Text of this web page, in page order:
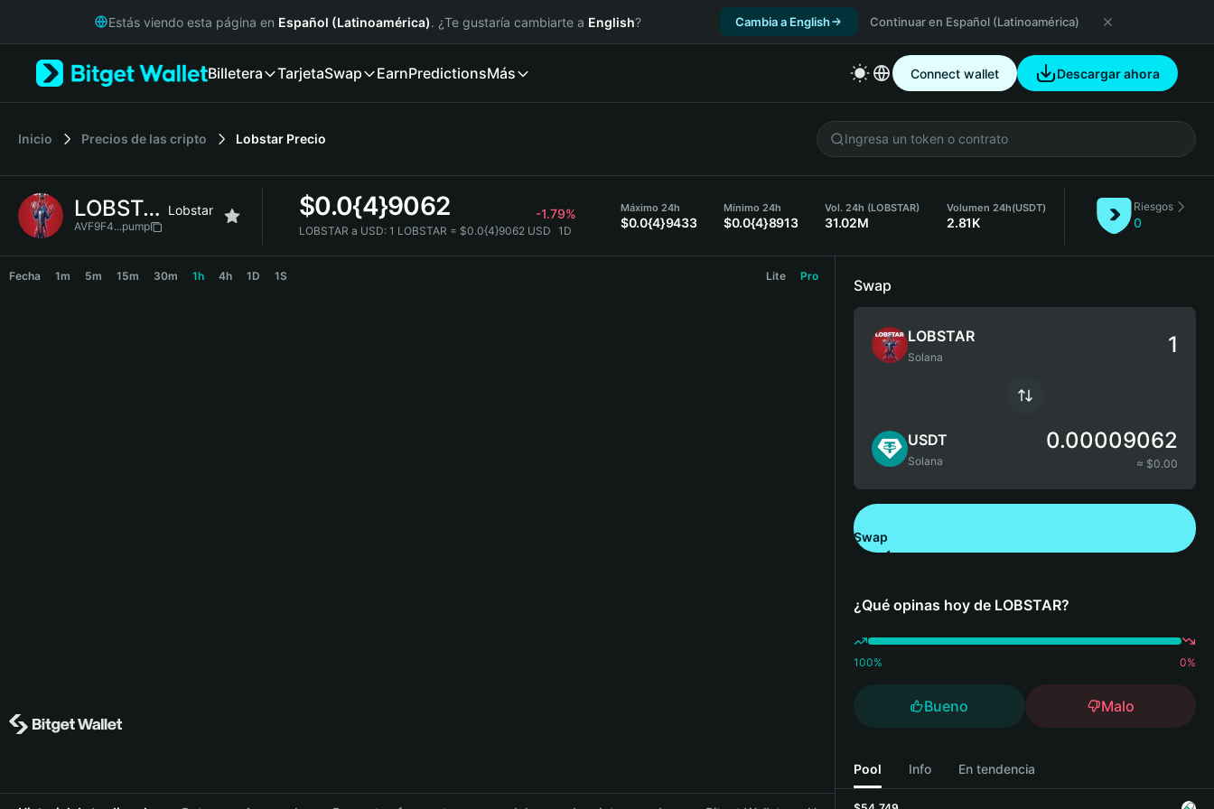
Русский
Italiano
简体中文
繁體中文
Bahasa Indonesia
Estás viendo esta página en Español (Latinoamérica). ¿Te gustaría cambiarte a English? Cambia a English Continuar en Español (Latinoamérica)
Billetera TarjetaSwap EarnPredictionsMás Connect wallet Descargar ahora
Inicio Precios de las cripto Lobstar Precio
LOBSTAR Lobstar
AVF9F4...pump
$0.0{4}9062 -1.79%
LOBSTAR a USD: 1 LOBSTAR = $0.0{4}9062 USD 1D
Máximo 24h
$0.0{4}9433
Mínimo 24h
$0.0{4}8913
Vol. 24h (LOBSTAR)
31.02M
Volumen 24h(USDT)
2.81K
Riesgos
0
Fecha 1m 5m 15m 30m 1h 4h 1D 1S Lite Pro
Swap
LOBSTAR
Solana
USDT
Solana
0.00009062
≈ $0.00
Swap
¿Qué opinas hoy de LOBSTAR?
100% 0%
Bueno Malo
Pool Info En tendencia